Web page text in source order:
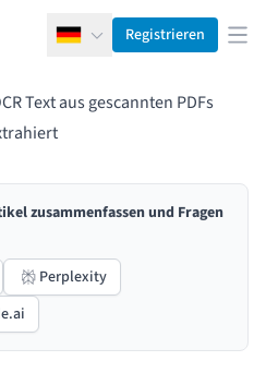
DeutschRegistrieren
Text aus gescannten PDFs
zusammenfassen und Fragen
Perplexity